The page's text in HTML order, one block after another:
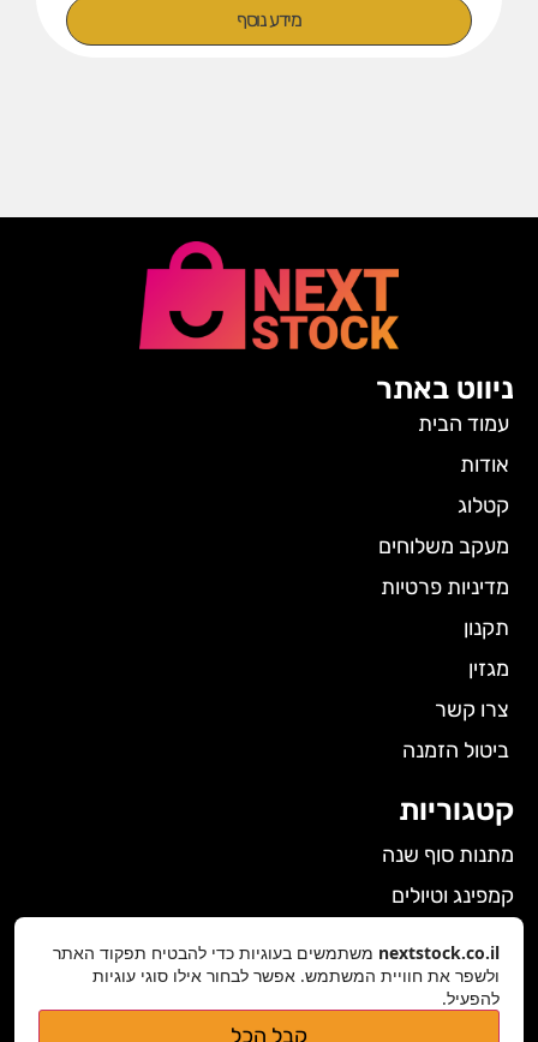
מידע נוסף
ניווט באתר
עמוד הבית
אודות
קטלוג
מעקב משלוחים
מדיניות פרטיות
תקנון
מגזין
צרו קשר
ביטול הזמנה
קטגוריות
מתנות סוף שנה
קמפינג וטיולים
גאדג'טים
nextstock.co.il משתמשים בעוגיות כדי להבטיח תפקוד האתר
ולשפר את חוויית המשתמש. אפשר לבחור אילו סוגי עוגיות
להפעיל.
קבל הכל